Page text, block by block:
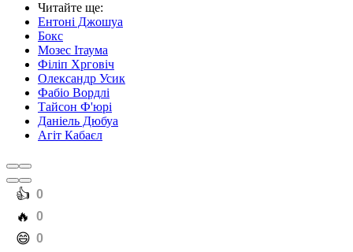
Читайте ще:
Ентоні Джошуа
Бокс
Мозес Ітаума
Філіп Хрговіч
Олександр Усик
Фабіо Вордлі
Тайсон Ф'юрі
Даніель Дюбуа
Агіт Кабаєл
️👍 0
️🔥 0
️😄 0